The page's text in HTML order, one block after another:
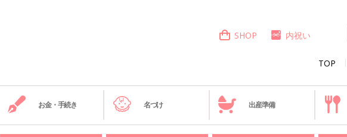
TOP
SHOP 内祝い
お金・手続き 名づけ 出産準備